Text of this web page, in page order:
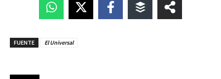
FUENTE El Universal